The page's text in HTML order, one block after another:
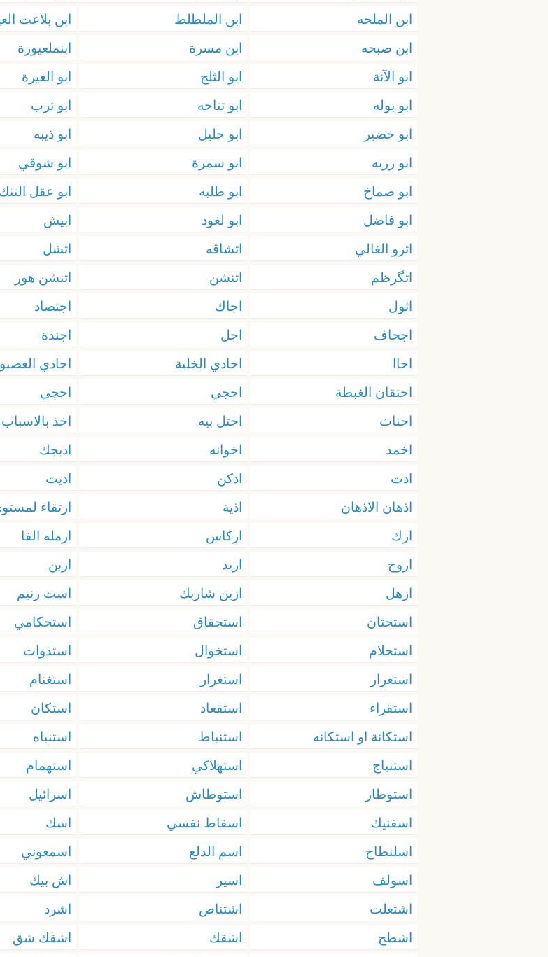
ابن الملحه
ابن الملطلط ابن بلاعت
ابن صبحه
ابن مسرة ابنملعيورة
ابو الآنة
ابو الثلج ابو الغيرة
ابو بوله
ابو تناحه ابو ثرب
ابو خضير
ابو خليل ابو ذيبه
ابو زربه
ابو سمرة ابو شوقي
ابو صماخ
ابو طلبه ابو عقل التنك
ابو فاضل
ابو لغود ابيش
اترو الغالي
اتشاقه اتشل
اتگرظم
اتنشن اتنشن هور
اثول
اجاك اجتصاد
اجحاف
اجل اجندة
احاا
احادي الخلية احادي
احتقان الغبطة
احجي احچي
احناث
اختل بيه اخذ بالاسباب
اخمد
اخوانه ادبجك
ادت
ادكن اديت
اذهان الاذهان
اذية ارتقاء
ارك
اركاس ارمله الفا
اروح
اريد ازبن
ازهل
ازين شاربك است رنيم
استحتان
استحقاق استحكامي
استحلام
استخوال استذوات
استعرار
استغرار استغنام
استقراء
استقعاد استكان
استكانة او استكانه
استنباط استنباه
استنياج
استهلاكي استهمام
استوطار
استوطاش اسرائيل
اسفنيك
اسقاط نفسي اسك
اسلنطاح
اسم الدلع اسمعوني
اسولف
اسير اش بيك
اشتعلت
اشتناص اشرد
اشطح
اشقك اشقك شق